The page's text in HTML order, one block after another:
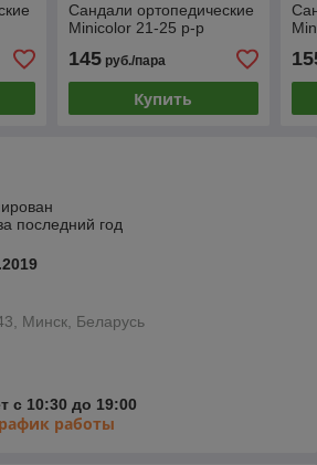
Сандали ортопедические
Minicolor 21-25 р-р
145руб./пара
Купить
последний год
Минск, Беларусь
с 10:30 до 19:00
работы